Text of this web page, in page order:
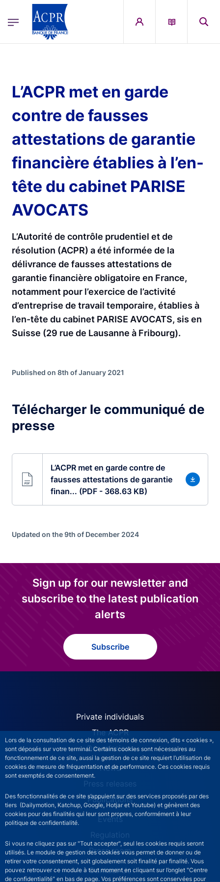
Lors de la consultation de ce site des témoins de connexion, dits « cookies »,
sont déposés sur votre terminal. Certains cookies sont nécessaires au
fonctionnement de ce site, aussi la gestion de ce site requiert l’utilisation de
cookies de mesure de fréquentation et de performance. Ces cookies requis
sont exemptés de consentement.
Des fonctionnalités de ce site s’appuient sur des services proposés par des
tiers (Dailymotion, Katchup, Google, Hotjar et Youtube) et génèrent des
cookies pour des finalités qui leur sont propres, conformément à leur
politique de confidentialité.
Si vous ne cliquez pas sur "Tout accepter", seul les cookies requis seront
utilisés. Le module de gestion des cookies vous permet de donner ou de
retirer votre consentement, soit globalement soit finalité par finalité. Vous
pouvez retrouver ce module à tout moment en cliquant sur l’onglet "Centre
de confidentialité" en bas de page. Vos préférences sont conservées pour
ACPR Menu Principal (English)
L’ACPR met en garde
contre de fausses
attestations de garantie
financière établies à l’en-
tête du cabinet PARISE
AVOCATS
L’Autorité de contrôle prudentiel et de
résolution (ACPR) a été informée de la
délivrance de fausses attestations de
garantie financière obligatoire en France,
notamment pour l’exercice de l’activité
d’entreprise de travail temporaire, établies à
l’en-tête du cabinet PARISE AVOCATS, sis en
Suisse (29 rue de Lausanne à Fribourg).
Published on 8th of January 2021
Télécharger le communiqué de
presse
L’ACPR met en garde contre de
fausses attestations de garantie
finan... (PDF - 368.63 KB)
Updated on the 9th of December 2024
Sign up for our newsletter and
subscribe to the latest publication
alerts
Subscribe
ACPR site navigation
Private individuals
The ACPR
Our missions
News
Press releases
Publications
Events
Regulation
Press room
Contact Us